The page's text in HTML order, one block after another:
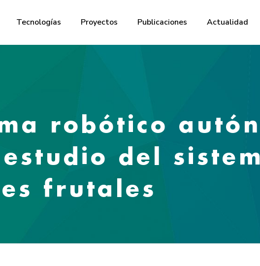
Tecnologías Proyectos Publicaciones Actualidad
robótico
del
frutales